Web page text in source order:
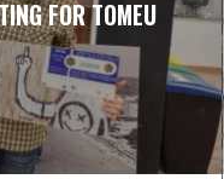
FOR TOMEU